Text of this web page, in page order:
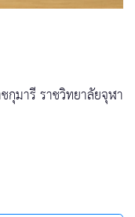
มารี ราชวิทยาลัยจุฬา